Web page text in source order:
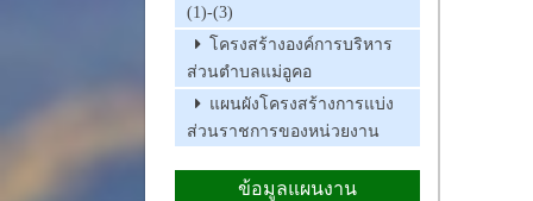
(1)-(3)
โครงสร้างองค์การบริหาร
ส่วนตำบลแม่อูคอ
แผนผังโครงสร้างการแบ่ง
ส่วนราชการของหน่วยงาน
ข้อมูลแผนงาน